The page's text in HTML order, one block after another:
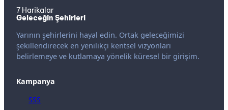
7 Harikalar
Geleceğin Şehirleri
Yarının şehirlerini hayal edin. Ortak geleceğimizi
şekillendirecek en yenilikçi kentsel vizyonları
belirlemeye ve kutlamaya yönelik küresel bir girişim.
Kampanya
SSS